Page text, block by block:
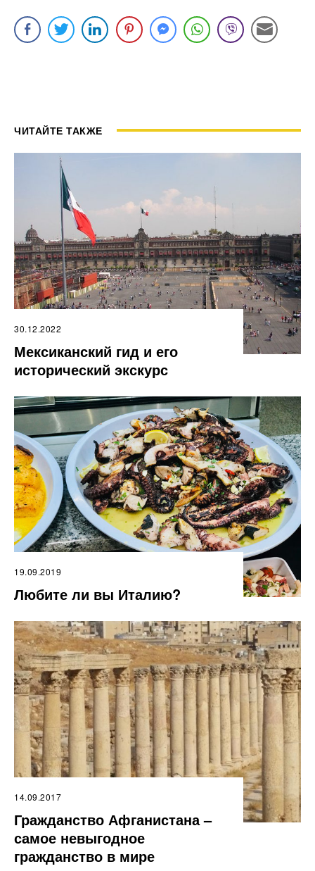
ЧИТАЙТЕ ТАКЖЕ
30.12.2022
Мексиканский гид и его
исторический экскурс
19.09.2019
Любите ли вы Италию?
14.09.2017
Гражданство Афганистана –
самое невыгодное
гражданство в мире